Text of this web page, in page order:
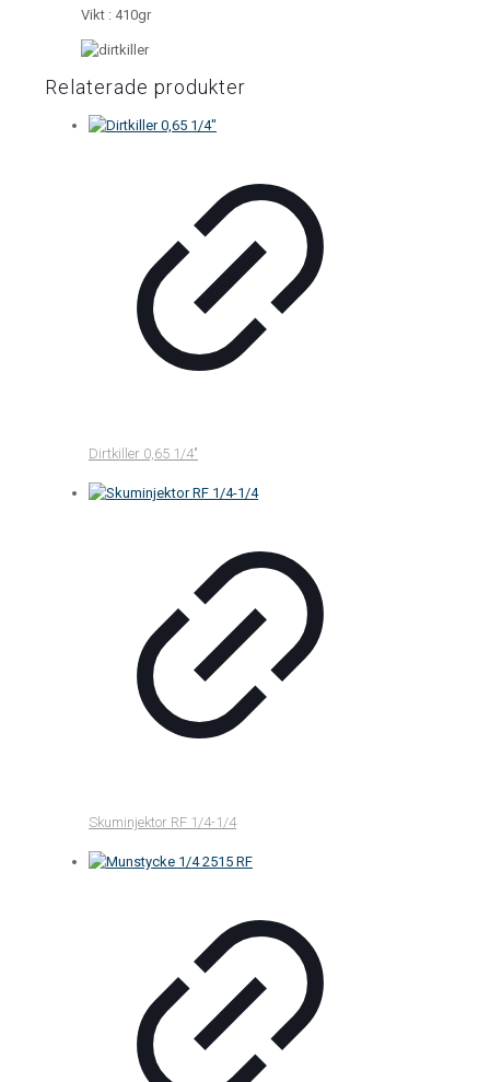
Vikt : 410gr
Relaterade produkter
Dirtkiller 0,65 1/4″
Skuminjektor RF 1/4-1/4